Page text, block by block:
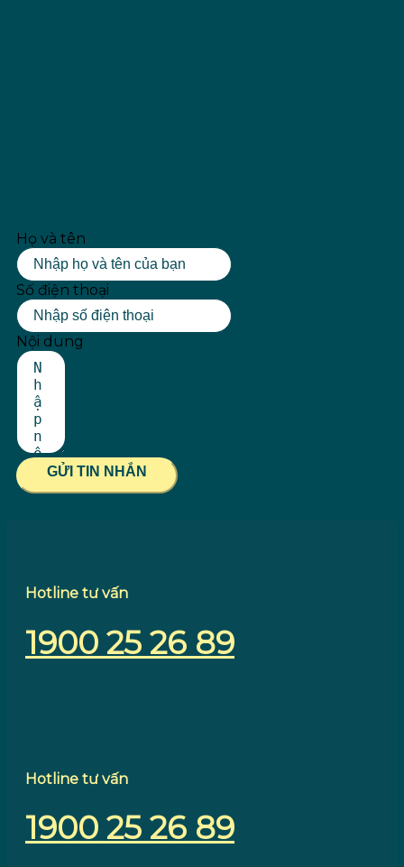
Họ và tên
Số điện thoại
Nội dung
GỬI TIN NHẮN
Hotline tư vấn
1900 25 26 89
Hotline tư vấn
1900 25 26 89